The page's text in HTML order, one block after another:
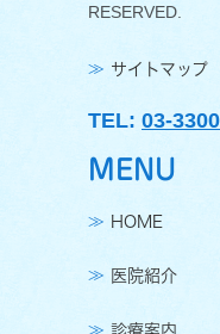
RESERVED.
サイトマップ
TEL: 03-
MENU
HOME
医院紹介
診療案内